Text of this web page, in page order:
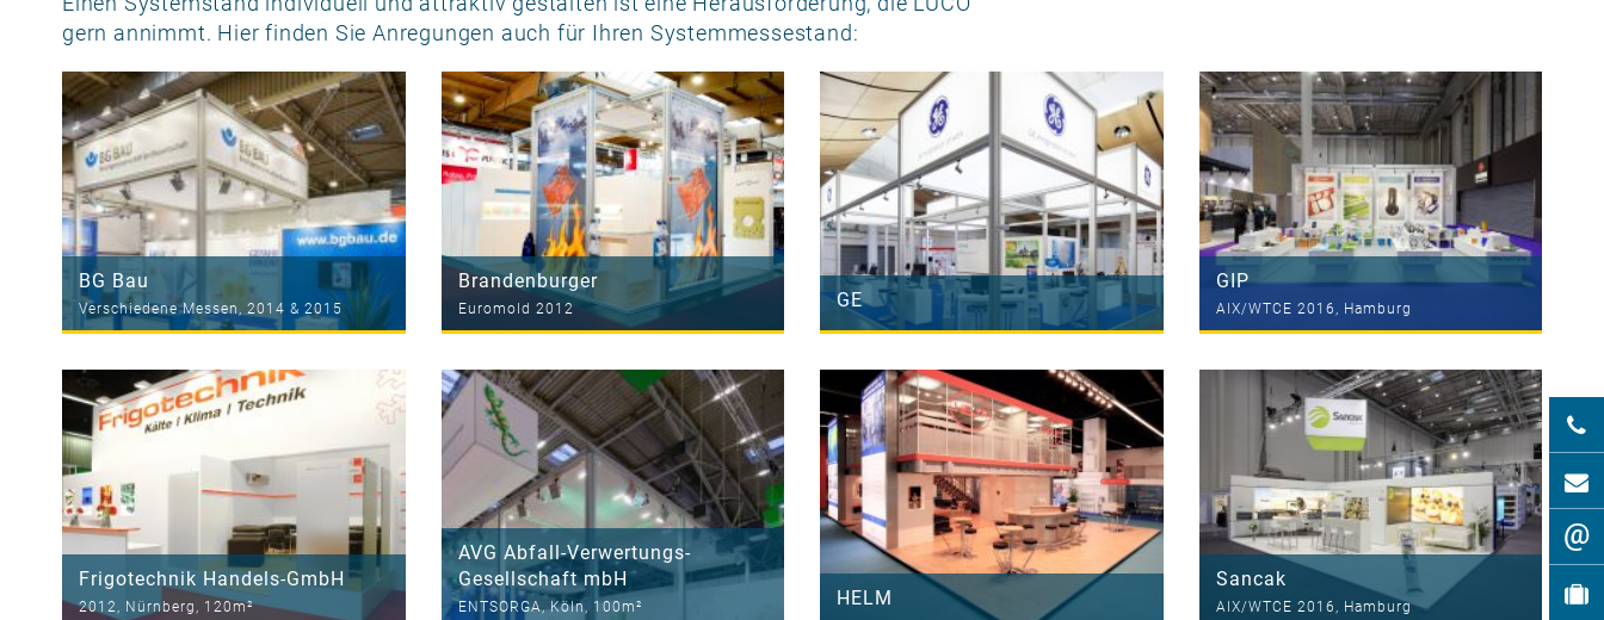
@
gern annimmt. Hier finden Sie Anregungen auch für Ihren Systemmessestand:
BG Bau
Verschiedene Messen, 2014 & 2015
Brandenburger
Euromold 2012 GE
GIP
AIX/WTCE 2016, Hamburg
Frigotechnik Handels-GmbH
2012, Nürnberg, 120m²
AVG Abfall-Verwertungs-
Gesellschaft mbH
ENTSORGA, Köln, 100m² HELM
Sancak
AIX/WTCE 2016, Hamburg